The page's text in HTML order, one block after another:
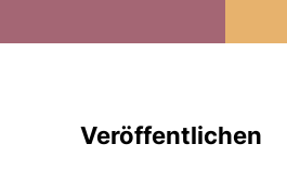
Veröffentlichen